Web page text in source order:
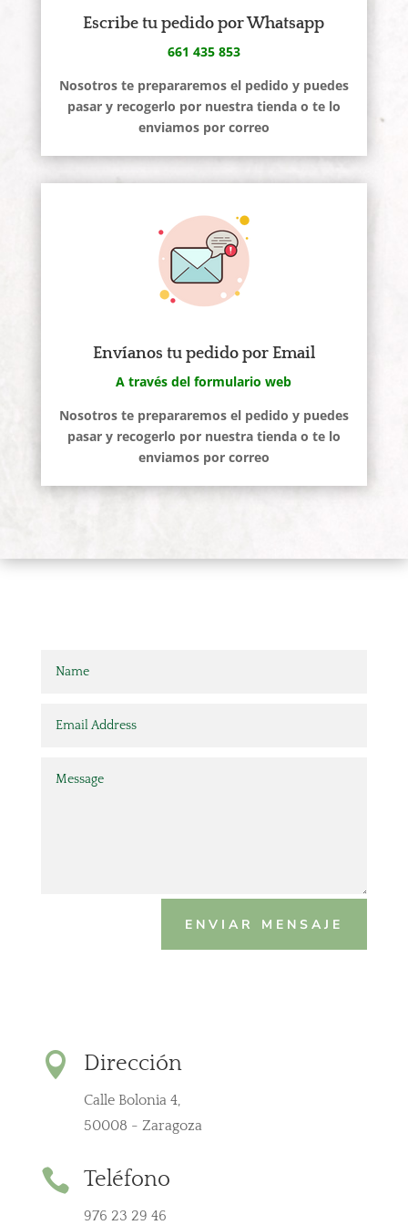
Escribe tu pedido por Whatsapp
661 435 853
Nosotros te prepararemos el pedido y puedes
pasar y recogerlo por nuestra tienda o te lo
enviamos por correo
Envíanos tu pedido por Email
A través del formulario web
Nosotros te prepararemos el pedido y puedes
pasar y recogerlo por nuestra tienda o te lo
enviamos por correo
ENVIAR MENSAJE
 Dirección
Calle Bolonia 4,
50008 - Zaragoza
 Teléfono
976 23 29 46